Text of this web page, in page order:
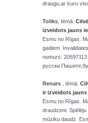
draugu,ar kuru
Toliks , tēmā:
izveidots jauns
Esmu no Rīgas.
gadiem.
numurs:
Renars , tēmā:
ir izveidots
Esmu no Rīgas.
draudzeni.
mūziku daudz.